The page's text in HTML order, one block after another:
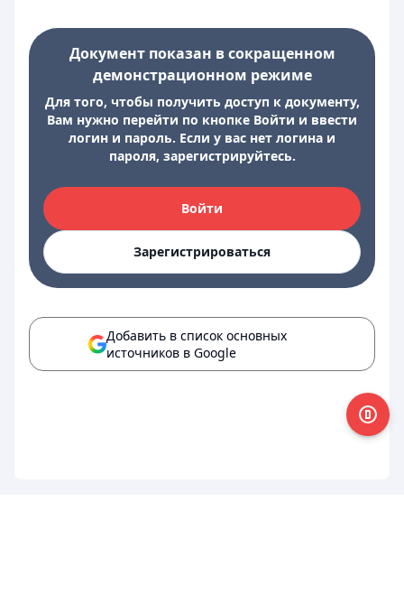
Документ показан в сокращенном
демонстрационном режиме
Для того, чтобы получить доступ к документу,
Вам нужно перейти по кнопке Войти и ввести
логин и пароль. Если у вас нет логина и
пароля, зарегистрируйтесь.
Войти
Зарегистрироваться
Добавить в список основных
источников в Google